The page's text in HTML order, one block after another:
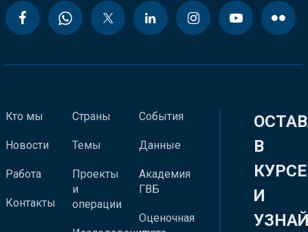
Кто мы
Новости
Работа
Контакты
Страны
Темы
Проекты
и
операции
События
Данные
Академия
ГВБ
Оценочная
В
КУРСЕ
И